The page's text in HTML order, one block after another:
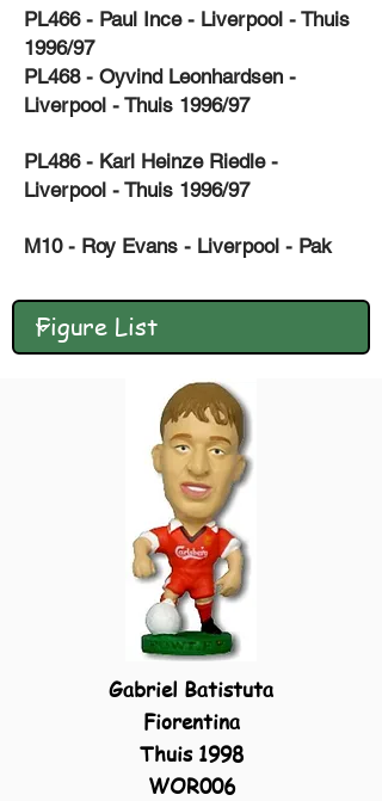
PL466 - Paul Ince - Liverpool - Thuis
1996/97
PL468 - Oyvind Leonhardsen -
Liverpool - Thuis 1996/97
PL486 - Karl Heinze Riedle -
Liverpool - Thuis 1996/97
M10 - Roy Evans - Liverpool - Pak
Gabriel Batistuta
Fiorentina
Thuis 1998
WOR006